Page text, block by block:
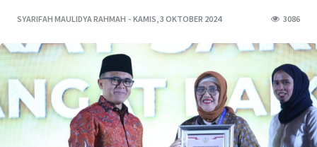
SYARIFAH MAULIDYA RAHMAH KAMIS, 3 OKTOBER 2024 3086